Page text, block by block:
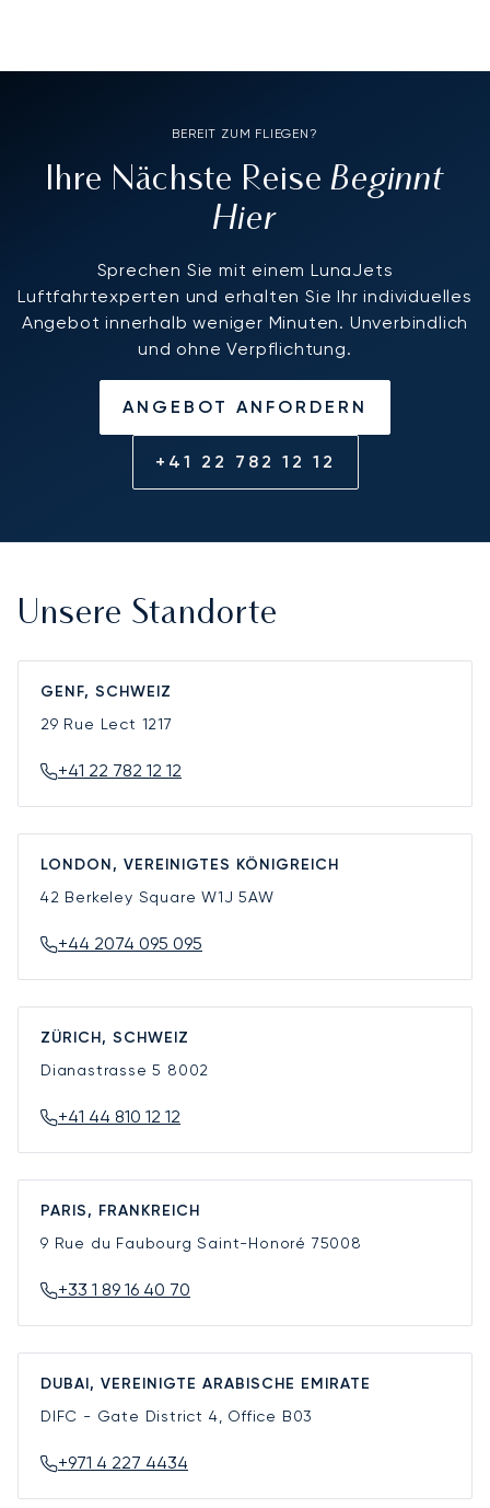
BEREIT ZUM FLIEGEN?
Ihre Nächste ReiseBeginnt
Hier
Sprechen Sie mit einem LunaJets
Luftfahrtexperten und erhalten Sie Ihr individuelles
Angebot innerhalb weniger Minuten. Unverbindlich
und ohne Verpflichtung.
ANGEBOT ANFORDERN
+41 22 782 12 12
Unsere Standorte
GENF, SCHWEIZ
29 Rue Lect 1217
+41 22 782 12 12
LONDON, VEREINIGTES KÖNIGREICH
42 Berkeley SquareW1J 5AW
+44 2074 095 095
ZÜRICH, SCHWEIZ
Dianastrasse 5 8002
+41 44 810 12 12
PARIS, FRANKREICH
9 Rue du Faubourg Saint-Honoré 75008
+33 1 89 16 40 70
DUBAI, VEREINIGTE ARABISCHE EMIRATE
DIFC - Gate District 4, Office B03
+971 4 227 4434